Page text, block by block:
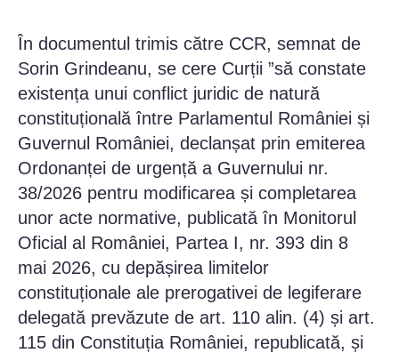
În documentul trimis către CCR, semnat de
Sorin Grindeanu, se cere Curții ”să constate
existența unui conflict juridic de natură
constituțională între Parlamentul României și
Guvernul României, declanșat prin emiterea
Ordonanței de urgență a Guvernului nr.
38/2026 pentru modificarea și completarea
unor acte normative, publicată în Monitorul
Oficial al României, Partea I, nr. 393 din 8
mai 2026, cu depășirea limitelor
constituționale ale prerogativei de legiferare
delegată prevăzute de art. 110 alin. (4) și art.
115 din Constituția României, republicată, și